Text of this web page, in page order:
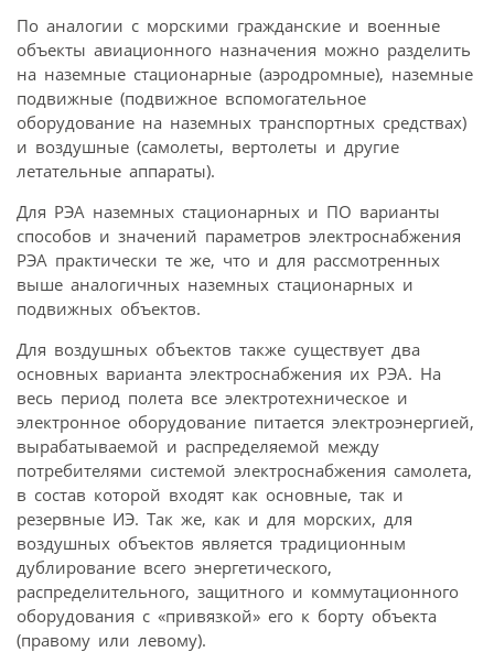
По аналогии с морскими гражданские и военные
объекты авиационного назначения можно разделить
на наземные стационарные (аэродромные), наземные
подвижные (подвижное вспомогательное
оборудование на наземных транспортных средствах)
и воздушные (самолеты, вертолеты и другие
летательные аппараты).
Для РЭА наземных стационарных и ПО варианты
способов и значений параметров электроснабжения
РЭА практически те же, что и для рассмотренных
выше аналогичных наземных стационарных и
подвижных объектов.
Для воздушных объектов также существует два
основных варианта электроснабжения их РЭА. На
весь период полета все электротехническое и
электронное оборудование питается электроэнергией,
вырабатываемой и распределяемой между
потребителями системой электроснабжения самолета,
в состав которой входят как основные, так и
резервные ИЭ. Так же, как и для морских, для
воздушных объектов является традиционным
дублирование всего энергетического,
распределительного, защитного и коммутационного
оборудования с «привязкой» его к борту объекта
(правому или левому).